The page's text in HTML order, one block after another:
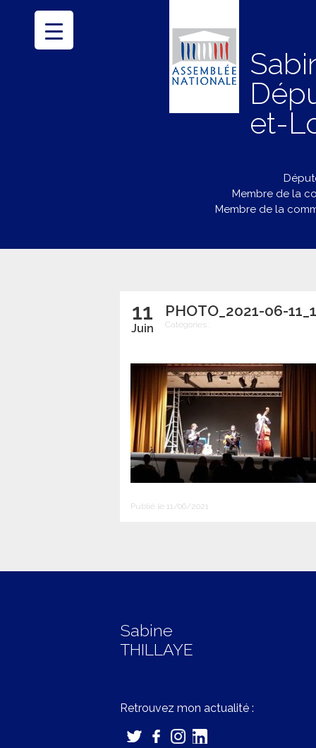
et-
Membre de la
Membre de la
11
Juin
PHOTO_2021-06-
Catégories :
Publié le 11/06/2021
Sabine
THILLAYE
Retrouvez mon actualité :